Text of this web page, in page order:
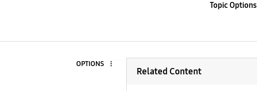
Topic Options
OPTIONS
Related Content